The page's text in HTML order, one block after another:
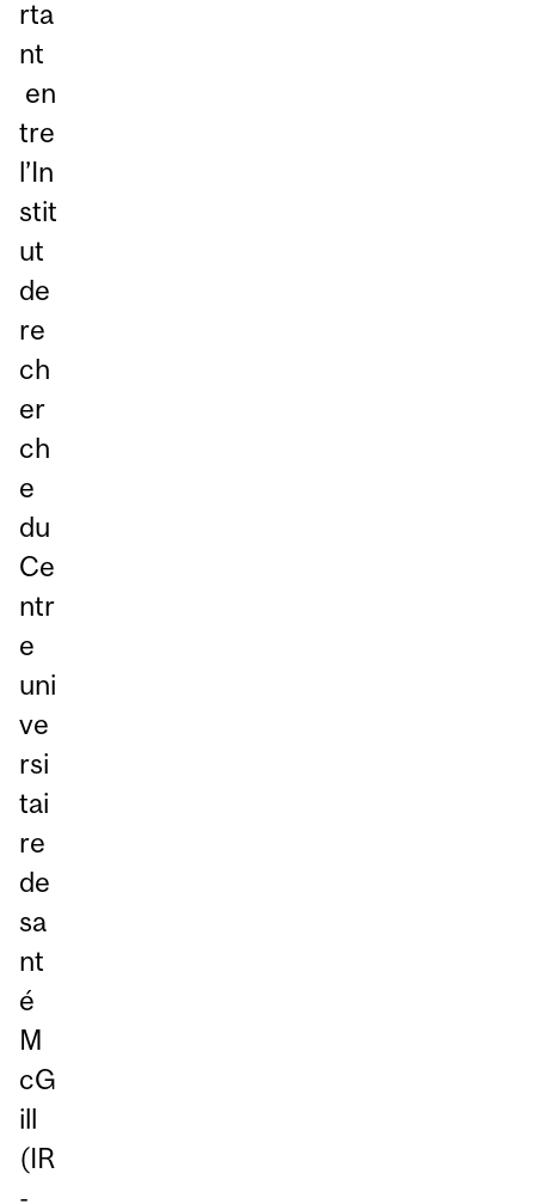
rta
nt
en
tre
l’In
stit
ut
de
re
ch
er
ch
e
du
Ce
ntr
e
uni
ve
rsi
tai
re
de
sa
nt
é
M
cG
ill
(IR
-